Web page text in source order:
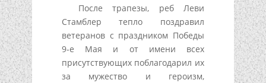
После трапезы, реб Леви
Стамблер тепло поздравил
ветеранов с праздником Победы
9-е Мая и от имени всех
присутствующих поблагодарил их
за мужество и героизм,